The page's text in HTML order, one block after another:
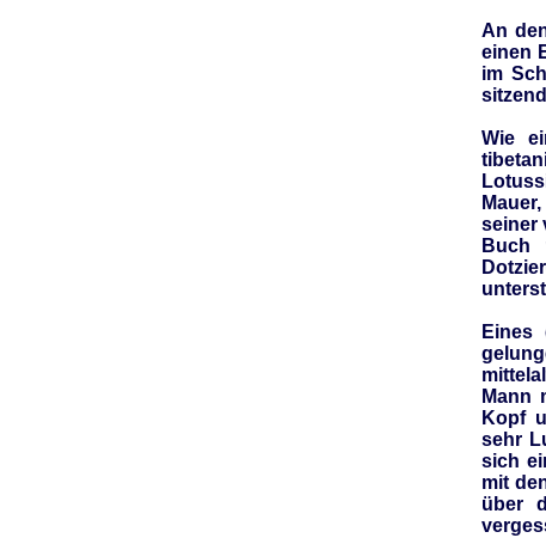
An
einen
im
Wie
seiner
Buch
Mann
Kopf
sehr
sich
mit
über